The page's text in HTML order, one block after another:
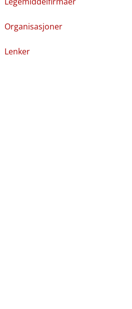
Organisasjoner
Lenker